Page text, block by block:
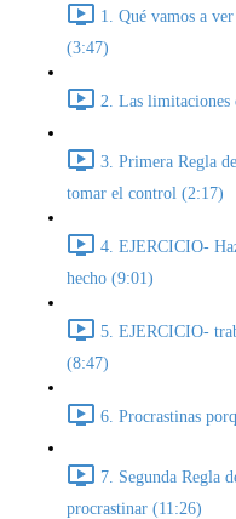
1. Qué vamos a
(3:47)
2. Las limitaciones
3. Primera Regla
tomar el control (2:17)
4. EJERCICIO-
hecho (9:01)
5. EJERCICIO-
(8:47)
6. Procrastinas
7. Segunda Regla
procrastinar (11:26)